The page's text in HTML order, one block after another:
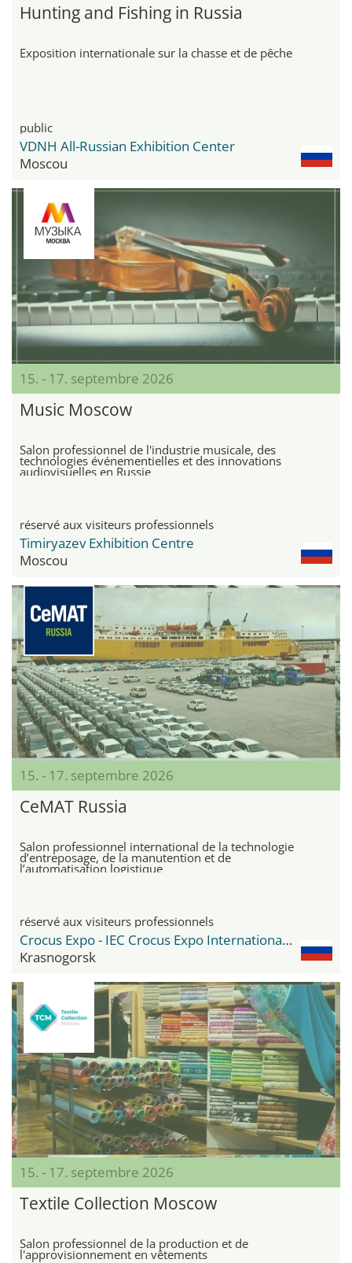
Hunting and Fishing in Russia
Exposition internationale sur la chasse et de pêche
public
VDNH All-Russian Exhibition Center
Moscou
15. - 17. septembre 2026
Music Moscow
Salon professionnel de l'industrie musicale, des
technologies événementielles et des innovations
audiovisuelles en Russie
réservé aux visiteurs professionnels
Timiryazev Exhibition Centre
Moscou
15. - 17. septembre 2026
CeMAT Russia
Salon professionnel international de la technologie
d’entreposage, de la manutention et de
l’automatisation logistique
réservé aux visiteurs professionnels
Crocus Expo - IEC Crocus Expo International Exhibition Centre
Krasnogorsk
15. - 17. septembre 2026
Textile Collection Moscow
Salon professionnel de la production et de
l'approvisionnement en vêtements